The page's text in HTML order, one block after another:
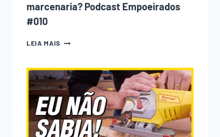
marcenaria? Podcast Empoeirados
#010
LEIA MAIS A
ACABANDO
COM
A
MARCENARIA?
PODCAST
EMPOEIRADOS
#010